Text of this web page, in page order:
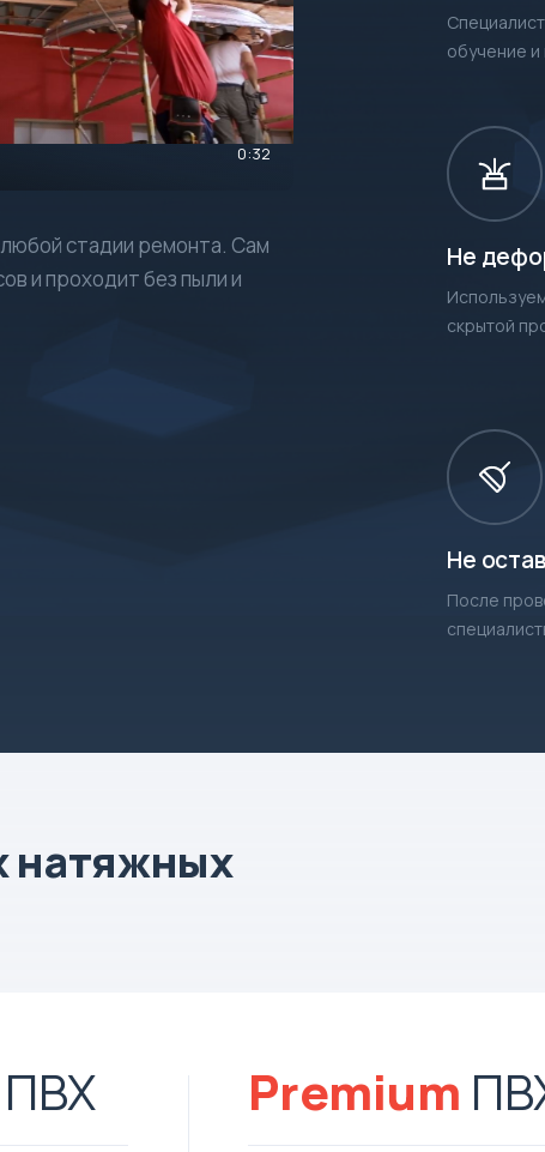
0:32
стадии ремонта. Сам
и проходит без пыли и
обучение и
Не
скрытой
Не
После
натяжных
ПВХ Premium